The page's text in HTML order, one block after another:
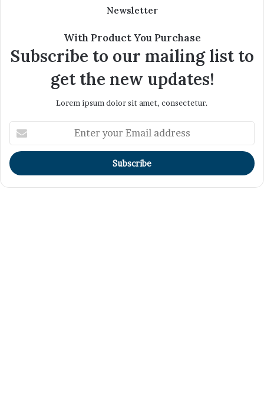
Newsletter
With Product You Purchase
Subscribe to our mailing list to
get the new updates!
Lorem ipsum dolor sit amet, consectetur.
your
Email
address